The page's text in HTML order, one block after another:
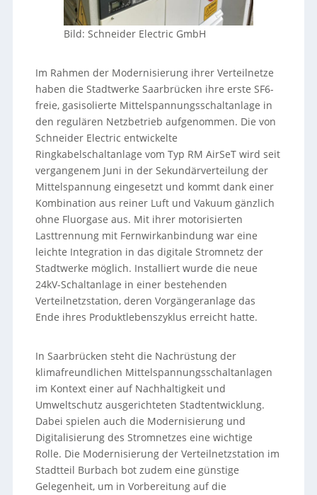
Bild: Schneider Electric GmbH
Im Rahmen der Modernisierung ihrer Verteilnetze
haben die Stadtwerke Saarbrücken ihre erste SF6-
freie, gasisolierte Mittelspannungsschaltanlage in
den regulären Netzbetrieb aufgenommen. Die von
Schneider Electric entwickelte
Ringkabelschaltanlage vom Typ RM AirSeT wird seit
vergangenem Juni in der Sekundärverteilung der
Mittelspannung eingesetzt und kommt dank einer
Kombination aus reiner Luft und Vakuum gänzlich
ohne Fluorgase aus. Mit ihrer motorisierten
Lasttrennung mit Fernwirkanbindung war eine
leichte Integration in das digitale Stromnetz der
Stadtwerke möglich. Installiert wurde die neue
24kV-Schaltanlage in einer bestehenden
Verteilnetzstation, deren Vorgängeranlage das
Ende ihres Produktlebenszyklus erreicht hatte.
In Saarbrücken steht die Nachrüstung der
klimafreundlichen Mittelspannungsschaltanlagen
im Kontext einer auf Nachhaltigkeit und
Umweltschutz ausgerichteten Stadtentwicklung.
Dabei spielen auch die Modernisierung und
Digitalisierung des Stromnetzes eine wichtige
Rolle. Die Modernisierung der Verteilnetzstation im
Stadtteil Burbach bot zudem eine günstige
Gelegenheit, um in Vorbereitung auf die